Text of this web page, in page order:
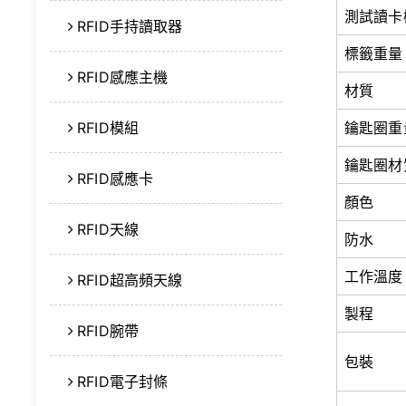
RFID手持讀取器
RFID感應主機
RFID模組
RFID感應卡
RFID天線
RFID超高頻天線
RFID腕帶
RFID電子封條
測試讀
標籤重量
材質
鑰匙圈
鑰匙圈
顏色
防水
工作溫度
製程
包裝